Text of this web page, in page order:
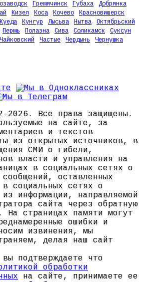
Гремячинск Губаха
Добрянка
Кизел Коса Кочево
Красновишерск
Куеда Кунгур Лысьва Нытва
Октябрьский
Пермь Полазна Сива Соликамск
Суксун
Чайковский Частые Чердынь
Чернушка
2026. Все права защищены.
на сайте, за
и текстов
из открытых источников, в
СМИ о гибели,
власти и управления на
в социальных сетях о
оставленных
в социальных сетях о
информации, направляемой
сайта через обратную
страницах памяти могут
ошибки и
извинения, мы
делая наш сайт
подтверждаете что
обработки
на сайте, принимаете ее